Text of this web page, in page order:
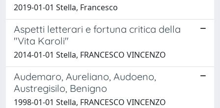
2019-01-01 Stella, Francesco
Aspetti letterari e fortuna critica della
"Vita Karoli"
2014-01-01 Stella, FRANCESCO VINCENZO
Audemaro, Aureliano, Audoeno,
Austregisilo, Benigno
1998-01-01 Stella, FRANCESCO VINCENZO